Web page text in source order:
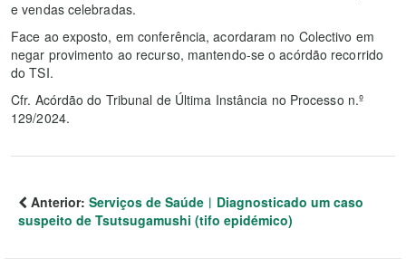
e vendas celebradas.
Face ao exposto, em conferência, acordaram no Colectivo em
negar provimento ao recurso, mantendo-se o acórdão recorrido
do TSI.
Cfr. Acórdão do Tribunal de Última Instância no Processo n.º
129/2024.
Anterior: Serviços de Saúde︳Diagnosticado um caso
suspeito de Tsutsugamushi (tifo epidémico)